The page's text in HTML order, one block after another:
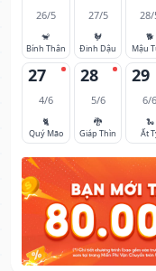
26/5
🐒
Bính Thân
27/5
🐓
Đinh Dậu
28/
🐕
Mậu
27
4/6
🐈
Quý Mão
28
5/6
🐉
Giáp Thìn
29
6/6
🐍
Ất